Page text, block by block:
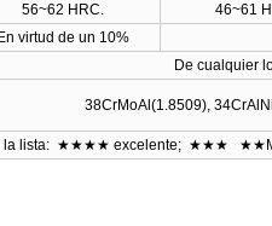
56~62 HRC.
46~61
En virtud de un 10%
De cualquier
38CrMoAl(1.8509),
la lista: ★★★★ excelente; ★★★